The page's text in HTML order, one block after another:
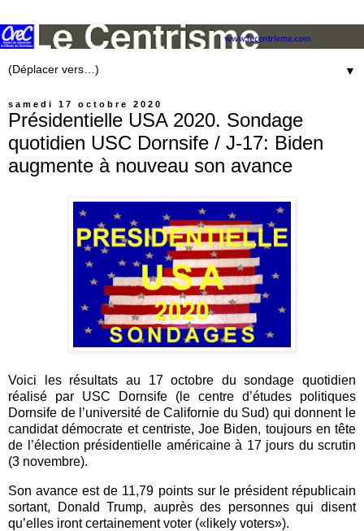
▼
samedi 17 octobre 2020
Présidentielle USA 2020. Sondage
quotidien USC Dornsife / J-17: Biden
augmente à nouveau son avance
Voici les résultats au 17 octobre du sondage quotidien
réalisé par USC Dornsife (le centre d’études politiques
Dornsife de l’université de Californie du Sud) qui donnent le
candidat démocrate et centriste, Joe Biden, toujours en tête
de l’élection présidentielle américaine à 17 jours du scrutin
(3 novembre).
Son avance est de 11,79 points sur le président républicain
sortant, Donald Trump, auprès des personnes qui disent
qu’elles iront certainement voter (« likely voters»).